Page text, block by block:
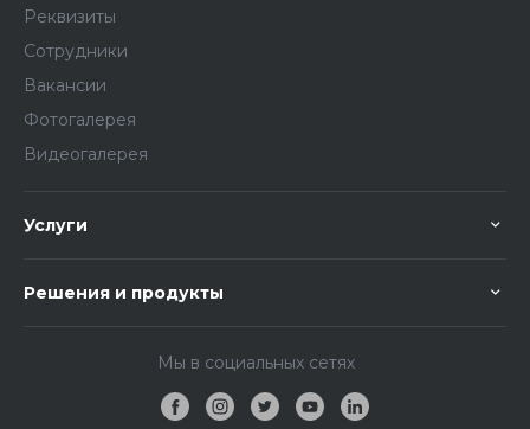
Реквизиты
Сотрудники
Вакансии
Фотогалерея
Видеогалерея
Услуги
Решения и продукты
Мы в социальных сетях